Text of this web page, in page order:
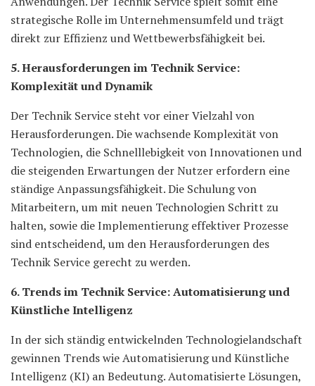
strategische Rolle im Unternehmensumfeld und trägt
direkt zur Effizienz und Wettbewerbsfähigkeit bei.
5. Herausforderungen im Technik Service:
Komplexität und Dynamik
Der Technik Service steht vor einer Vielzahl von
Herausforderungen. Die wachsende Komplexität von
Technologien, die Schnelllebigkeit von Innovationen und
die steigenden Erwartungen der Nutzer erfordern eine
ständige Anpassungsfähigkeit. Die Schulung von
Mitarbeitern, um mit neuen Technologien Schritt zu
halten, sowie die Implementierung effektiver Prozesse
sind entscheidend, um den Herausforderungen des
Technik Service gerecht zu werden.
6. Trends im Technik Service: Automatisierung und
Künstliche Intelligenz
In der sich ständig entwickelnden Technologielandschaft
gewinnen Trends wie Automatisierung und Künstliche
Intelligenz (KI) an Bedeutung. Automatisierte Lösungen,